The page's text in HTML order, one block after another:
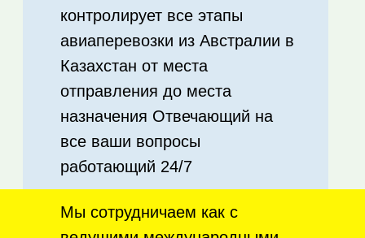
контролирует все этапы
авиаперевозки из Австралии в
Казахстан от места
отправления до места
назначения Отвечающий на
все ваши вопросы
работающий 24/7
Мы сотрудничаем как с